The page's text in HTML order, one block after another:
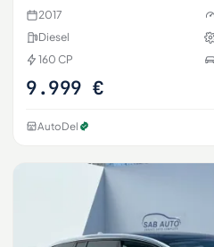
2017
Diesel
160 CP
9.999 €
AutoDel